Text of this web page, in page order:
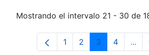
Mostrando el intervalo 21 - 30 de
Página
1 Página
2 Página
3 Página
4 ...